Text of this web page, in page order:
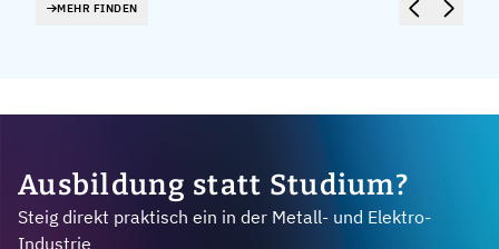
MEHR FINDEN
Ausbildung statt Studium?
Steig direkt praktisch ein in der Metall- und Elektro-
Industrie